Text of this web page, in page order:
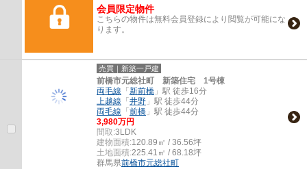
会員限定物件
こちらの物件は無料会員登録により閲覧が可能にな
ります。
売買｜新築一戸建
前橋市元総社町 新築住宅 1号棟
両毛線 「 新前橋 」駅 徒歩16分
上越線 「 井野 」駅 徒歩44分
両毛線 「 前橋 」駅 徒歩44分
3,980万円
間取:3LDK
建物面積:120.89㎡ / 36.56坪
土地面積:225.41㎡ / 68.18坪
群馬県前橋市元総社町